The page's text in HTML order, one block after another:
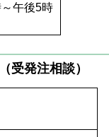
午後5時
受発注相談）